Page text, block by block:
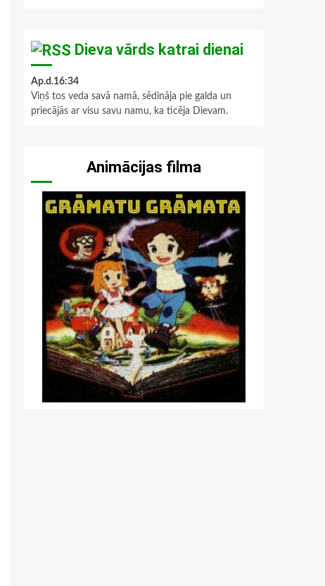
Dieva vārds katrai dienai
Ap.d.16:34
Viņš tos veda savā namā, sēdināja pie galda un
priecājās ar visu savu namu, ka ticēja Dievam.
Animācijas filma